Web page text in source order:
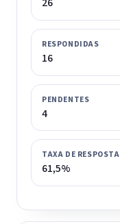
RESPONDIDAS
16
PENDENTES
4
TAXA DE RESPOSTA
61,5%